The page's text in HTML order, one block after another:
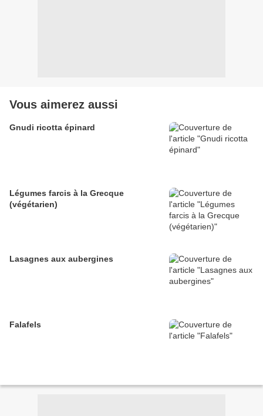
Vous aimerez aussi
Gnudi ricotta épinard
Légumes farcis à la Grecque
(végétarien)
Lasagnes aux aubergines
Falafels